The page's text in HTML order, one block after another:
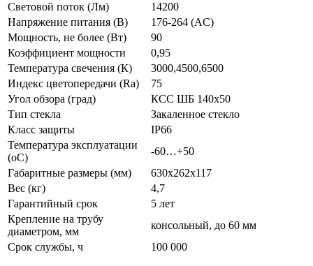
Световой поток (Лм)
14200
Напряжение питания (В)
176-264 (AC)
Мощность, не более (Вт)
90
Коэффициент мощности
0,95
Температура свечения (К)
3000,4500,6500
Индекс цветопередачи (Ra)
75
Угол обзора (град)
КСС ШБ 140х50
Тип стекла
Закаленное стекло
Класс защиты
IP66
Температура эксплуатации
(oС)
-60…+50
Габаритные размеры (мм)
630x262x117
Вес (кг)
4,7
Гарантийный срок
5 лет
Крепление на трубу
диаметром, мм
консольный, до 60 мм
Срок службы, ч
100 000